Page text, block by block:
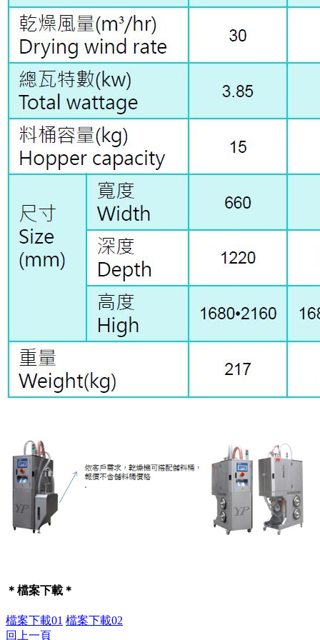
＊檔案下載＊
檔案下載01 檔案下載02
回上一頁